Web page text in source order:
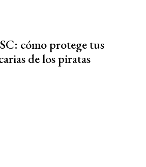
cómo protege tus
de los piratas